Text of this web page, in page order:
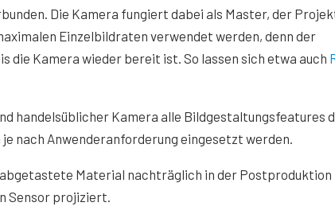
Die Kamera fungiert dabei als Master, der
Einzelbildraten verwendet werden, denn der
Kamera wieder bereit ist. So lassen sich etwa auch
handelsüblicher Kamera alle Bildgestaltungsfeatures
je nach Anwenderanforderung eingesetzt werden.
Material nachträglich in der Postproduktion
Sensor projiziert.